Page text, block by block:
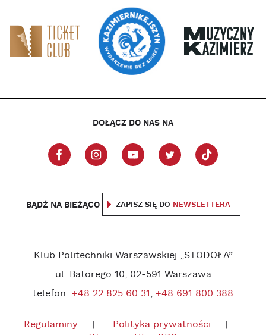
DOŁĄCZ DO NAS NA
BĄDŹ NA BIEŻĄCO ZAPISZ SIĘ DO NEWSLETTERA
Klub Politechniki Warszawskiej „STODOŁA”
ul. Batorego 10, 02-591 Warszawa
telefon: +48 22 825 60 31, +48 691 800 388
Regulaminy
Polityka prywatności